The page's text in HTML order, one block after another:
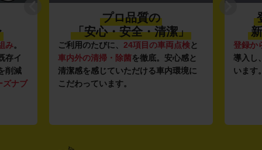
み。
存イ
削減
ズナブ
プロ品質の
「安心・安全・清潔」
ご利用のたびに、 24項目の車両点検と
車内外の清掃・除菌を徹底。安心感と
清潔感を感じていただける車内環境に
こだわっています。
登録か
導入し
います